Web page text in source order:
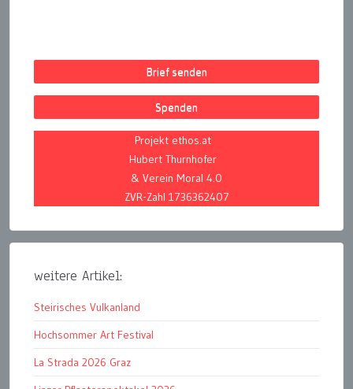
Brief senden
Spenden
Projekt ethos.at
Hubert Thurnhofer
& Verein Moral 4.0
ZVR-Zahl 1736362407
weitere Artikel:
Steirisches Vulkanland
Hochsommer Art Festival
La Strada 2026 Graz